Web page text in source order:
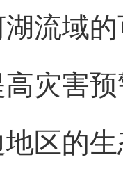
流域
灾害
区的